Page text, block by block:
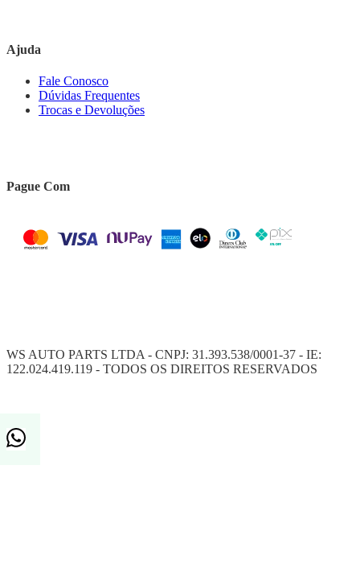
Ajuda
Fale Conosco
Dúvidas Frequentes
Trocas e Devoluções
Pague Com
WS AUTO PARTS LTDA - CNPJ: 31.393.538/0001-37 - IE:
122.024.419.119 - TODOS OS DIREITOS RESERVADOS